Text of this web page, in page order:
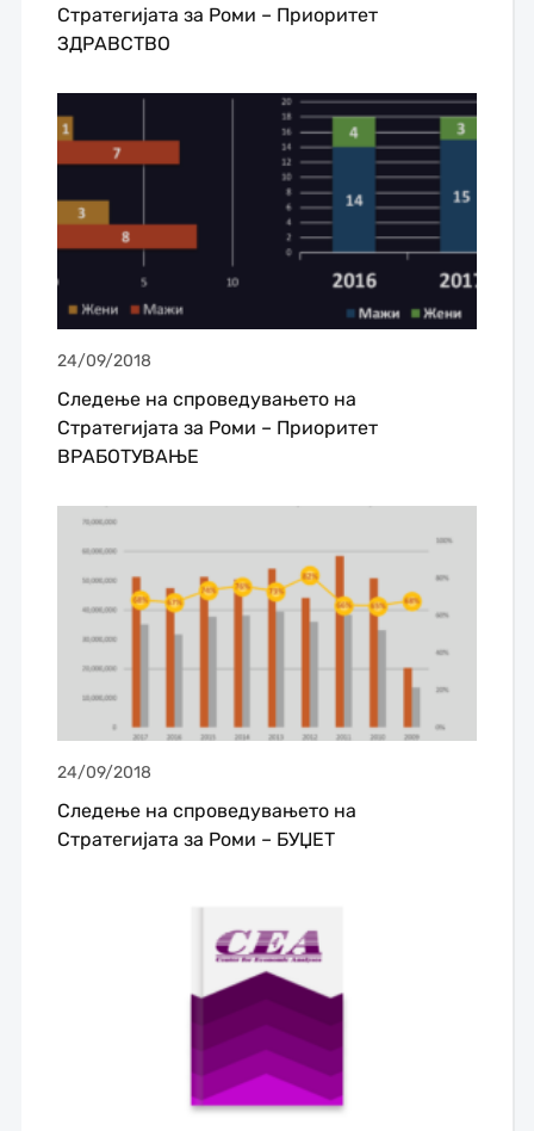
Стратегијата за Роми – Приоритет
ЗДРАВСТВО
24/09/2018
Следење на спроведувањето на
Стратегијата за Роми – Приоритет
ВРАБОТУВАЊЕ
24/09/2018
Следење на спроведувањето на
Стратегијата за Роми – БУЏЕТ